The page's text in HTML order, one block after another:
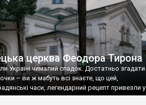
церква Феодора Тирона
Україні чималий спадок. Достатньо згадати
– ви ж мабуть всі знаєте, що цей,
часи, легендарний рецепт привезли у